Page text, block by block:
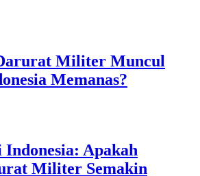
Militer Muncul
Memanas?
Indonesia: Apakah
Militer Semakin